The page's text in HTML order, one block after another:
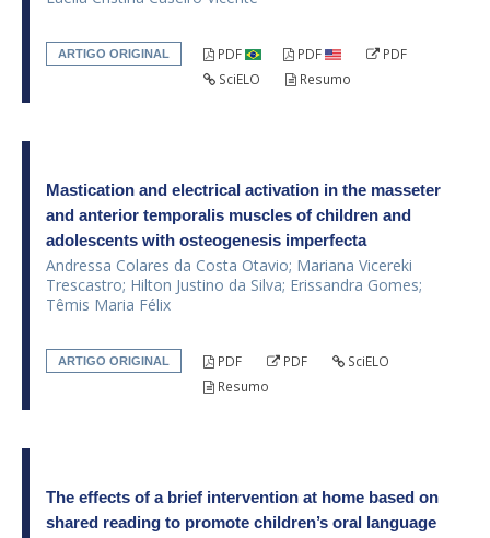
ARTIGO ORIGINAL PDF PDF
PDF
SciELO
Resumo
Mastication and electrical activation in the masseter
and anterior temporalis muscles of children and
adolescents with osteogenesis imperfecta
Andressa Colares da Costa Otavio; Mariana Vicereki
Trescastro; Hilton Justino da Silva; Erissandra Gomes;
Têmis Maria Félix
ARTIGO ORIGINAL PDF PDF
SciELO
Resumo
The effects of a brief intervention at home based on
shared reading to promote children’s oral language